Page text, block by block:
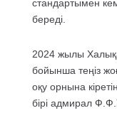
стандартымен
береді.
2024 жылы
бойынша теңіз
оқу орнына
бірі адмирал